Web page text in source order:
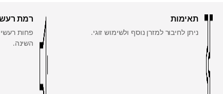
תאימות
ניתן לחיבור למזרן נוסף ולשימוש זוגי.
רמת
פחות
השינה.